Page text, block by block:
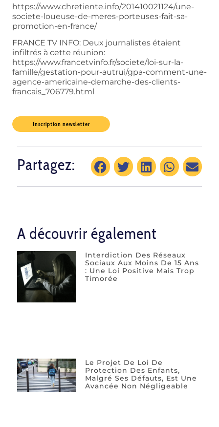
https://www.chretiente.info/201410021124/une-
societe-loueuse-de-meres-porteuses-fait-sa-
promotion-en-france/
FRANCE TV INFO: Deux journalistes étaient
infiltrés à cette réunion:
https://www.francetvinfo.fr/societe/loi-sur-la-
famille/gestation-pour-autrui/gpa-comment-une-
agence-americaine-demarche-des-clients-
francais_706779.html
Inscription newsletter
Partagez:
A découvrir également
Interdiction Des Réseaux
Sociaux Aux Moins De 15 Ans
: Une Loi Positive Mais Trop
Timorée
Le Projet De Loi De
Protection Des Enfants,
Malgré Ses Défauts, Est Une
Avancée Non Négligeable